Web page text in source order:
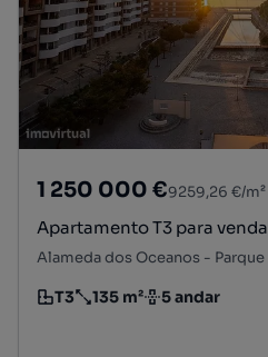
1 250 000 €9259,26 €/m²
Apartamento T3 para venda
Tipologia
T3
Preço por metro quadrado
135 m²
Andar 5 andar